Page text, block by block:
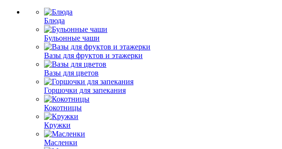
Блюда
Бульонные чаши
Вазы для фруктов и этажерки
Вазы для цветов
Горшочки для запекания
Кокотницы
Кружки
Масленки